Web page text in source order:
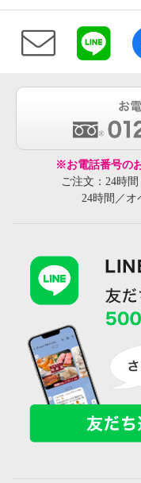
※お電話番号の
ご注文：24時
24時間／オ